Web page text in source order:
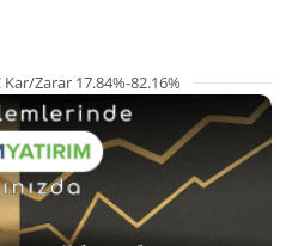
Zarar 17.84%-82.16%